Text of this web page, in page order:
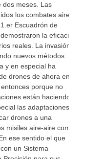
dos meses. Las
los combates aire-
Escuadrón de
la eficacia
reales. La invasión
nuevos métodos
y en especial ha
drones de ahora en
porque no
están haciendo
las adaptaciones
drones a una
misiles aire-aire como
ese sentido el que
un Sistema